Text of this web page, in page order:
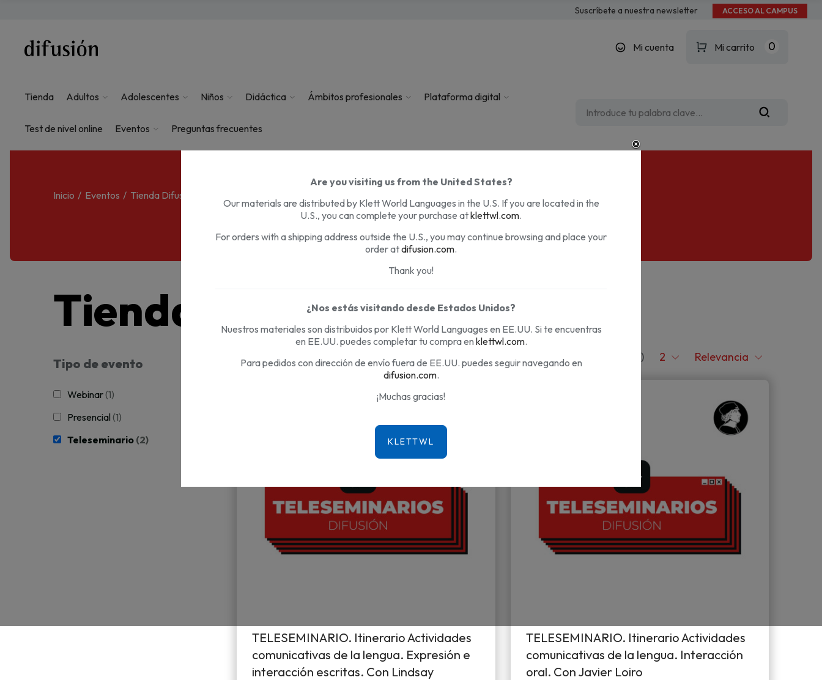
Suscríbete a nuestra newsletter ACCESO AL CAMPUS
Mi cuenta Mi carrito 0
Tienda Adultos Adolescentes Niños Didáctica Ámbitos profesionales Plataforma digital
Test de nivel online Eventos Preguntas frecuentes
Inicio Eventos Tienda Difusión
Tienda Difusión
Mostrando 1-2 de 2 artículo(s) 2 Relevancia
TELESEMINARIO. Itinerario Actividades
comunicativas de la lengua. Expresión e
interacción escritas. Con Lindsay
TELESEMINARIO. Itinerario Actividades
comunicativas de la lengua. Interacción
oral. Con Javier Loiro
Tipo de evento
Webinar (1)
Presencial (1)
Teleseminario (2)
Are you visiting us from the United States?
Our materials are distributed by Klett World Languages in the U.S. If you are located in the
U.S., you can complete your purchase atklettwl.com.
For orders with a shipping address outside the U.S., you may continue browsing and place your
order atdifusion.com.
Thank you!
¿Nos estás visitando desde Estados Unidos?
Nuestros materiales son distribuidos por Klett World Languages en EE.UU. Si te encuentras
en EE.UU. puedes completar tu compra en klettwl.com.
Para pedidos con dirección de envío fuera de EE.UU. puedes seguir navegando en
difusion.com.
¡Muchas gracias!